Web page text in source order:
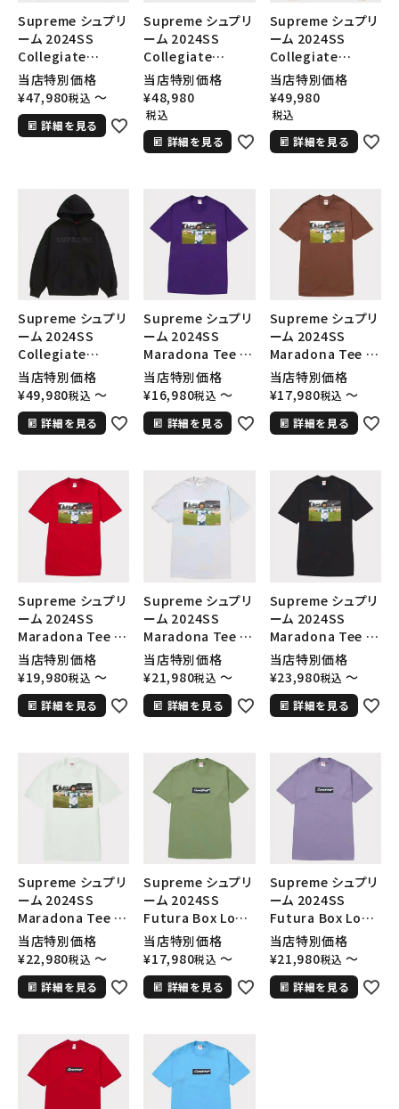
キーワードから探す
search
人気ワード 2026SS 2025AW 2025SS
Tシャツ・ロングスリーブ
キャップ・ハット
パーカー・クルーネック
ショルダー・ウエストバッグ
ボックスロゴ ブラックスウェット
カテゴリーから探す
コラボレーションブランドから探す
シーズンから探す
円 ～
円
在庫のない商品を表示する
絞り込んで検索する
Supreme シュプリ
ーム 2024SS
Collegiate
Hooded
Sweatshirt カレ
ジエイトフードパー
カー ヘザーグレー
当店特別価格
¥47,980税込 〜
詳細を見る
Supreme シュプリ
ーム 2024SS
Collegiate
Hooded
Sweatshirt カレ
ジエイトフードパー
カー ネイビー 紺
当店特別価格
¥48,980
税込
詳細を見る
Supreme シュプリ
ーム 2024SS
Collegiate
Hooded
Sweatshirt カレ
ジエイトフードパー
カー ナチュラル
当店特別価格
¥49,980
税込
詳細を見る
Supreme シュプリ
ーム 2024SS
Collegiate
Hooded
Sweatshirt カレ
ジエイトフードパー
カー ブラック 黒
当店特別価格
¥49,980税込 〜
詳細を見る
Supreme シュプリ
ーム 2024SS
Maradona Tee マ
ラドーナTシャツ パ
ープル 紫
当店特別価格
¥16,980税込 〜
詳細を見る
Supreme シュプリ
ーム 2024SS
Maradona Tee マ
ラドーナTシャツ ブ
ラウン 茶
当店特別価格
¥17,980税込 〜
詳細を見る
Supreme シュプリ
ーム 2024SS
Maradona Tee マ
ラドーナTシャツ レ
ッド 赤
当店特別価格
¥19,980税込 〜
詳細を見る
Supreme シュプリ
ーム 2024SS
Maradona Tee マ
ラドーナTシャツ グ
レー 灰
当店特別価格
¥21,980税込 〜
詳細を見る
Supreme シュプリ
ーム 2024SS
Maradona Tee マ
ラドーナTシャツ ブ
ラック 黒
当店特別価格
¥23,980税込 〜
詳細を見る
Supreme シュプリ
ーム 2024SS
Maradona Tee マ
ラドーナTシャツ ホ
ワイト 白
当店特別価格
¥22,980税込 〜
詳細を見る
Supreme シュプリ
ーム 2024SS
Futura Box Logo
Tee フューチュラボ
ックスロゴTシャツ
モス 緑
当店特別価格
¥17,980税込 〜
詳細を見る
Supreme シュプリ
ーム 2024SS
Futura Box Logo
Tee フューチュラボ
ックスロゴTシャツ
パープル 紫
当店特別価格
¥21,980税込 〜
詳細を見る